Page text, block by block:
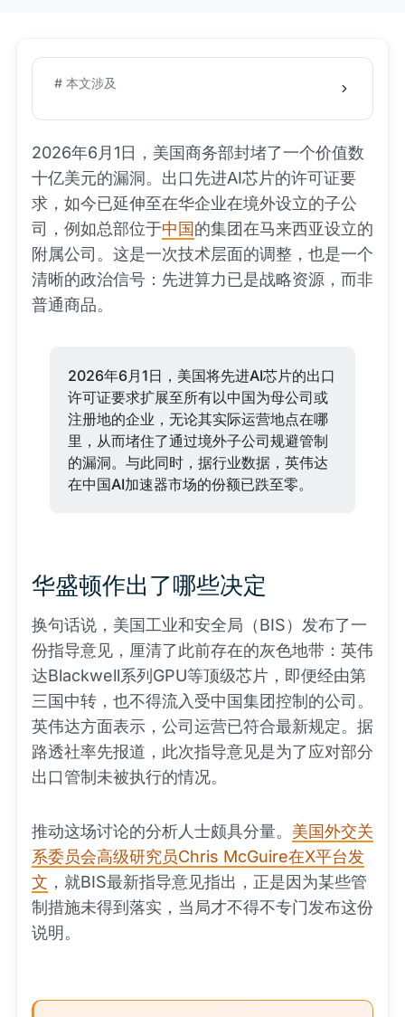
# 本文涉及
2026年6月1日，美国商务部封堵了一个价值数
十亿美元的漏洞。出口先进AI芯片的许可证要
求，如今已延伸至在华企业在境外设立的子公
司，例如总部位于中国的集团在马来西亚设立的
附属公司。这是一次技术层面的调整，也是一个
清晰的政治信号：先进算力已是战略资源，而非
普通商品。
2026年6月1日，美国将先进AI芯片的出口
许可证要求扩展至所有以中国为母公司或
注册地的企业，无论其实际运营地点在哪
里，从而堵住了通过境外子公司规避管制
的漏洞。与此同时，据行业数据，英伟达
在中国AI加速器市场的份额已跌至零。
华盛顿作出了哪些决定
换句话说，美国工业和安全局（BIS）发布了一
份指导意见，厘清了此前存在的灰色地带：英伟
达Blackwell系列GPU等顶级芯片，即便经由第
三国中转，也不得流入受中国集团控制的公司。
英伟达方面表示，公司运营已符合最新规定。据
路透社率先报道，此次指导意见是为了应对部分
出口管制未被执行的情况。
推动这场讨论的分析人士颇具分量。 美国外交关
系委员会高级研究员Chris McGuire在X平台发
文 ，就BIS最新指导意见指出，正是因为某些管
制措施未得到落实，当局才不得不专门发布这份
说明。